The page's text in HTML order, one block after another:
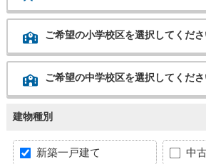
ご希望の小学校区を選択してくだ
ご希望の中学校区を選択してくだ
建物種別
新築一戸建て 中